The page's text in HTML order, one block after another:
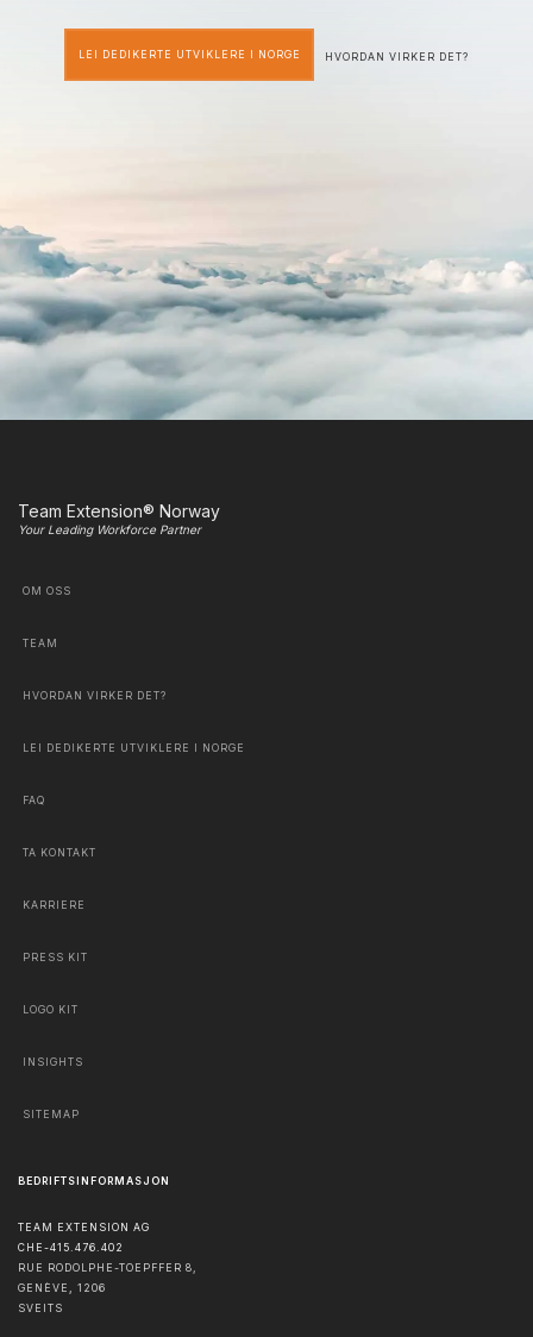
LEI DEDIKERTE UTVIKLERE I NORGE HVORDAN VIRKER DET?
Team Extension® Norway
Your Leading Workforce Partner
OM OSS
TEAM
HVORDAN VIRKER DET?
LEI DEDIKERTE UTVIKLERE I NORGE
FAQ
TA KONTAKT
KARRIERE
PRESS KIT
LOGO KIT
INSIGHTS
SITEMAP
BEDRIFTSINFORMASJON
TEAM EXTENSION AG
CHE-415.476.402
RUE RODOLPHE-TOEPFFER 8,
GENÈVE , 1206
SVEITS